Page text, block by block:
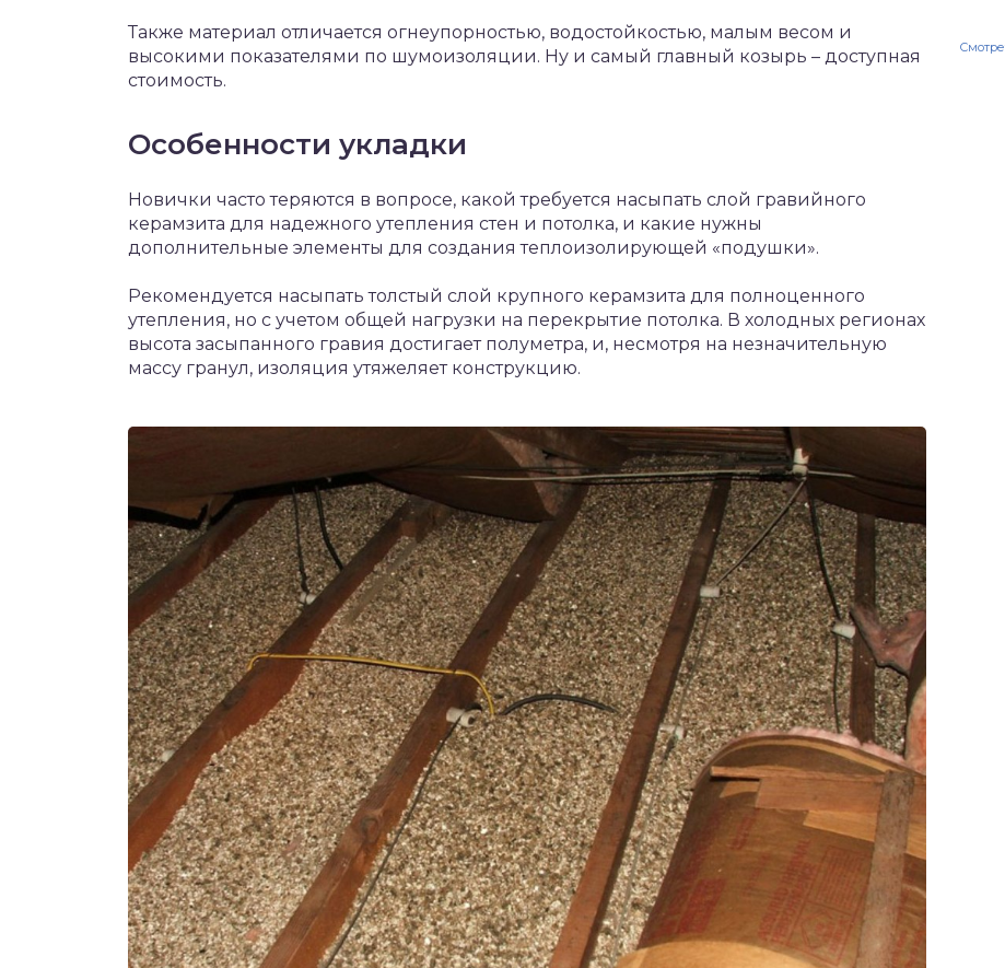
Также материал отличается огнеупорностью, водостойкостью, малым весом и
высокими показателями по шумоизоляции. Ну и самый главный козырь – доступная
стоимость.
Особенности укладки
Новички часто теряются в вопросе, какой требуется насыпать слой гравийного
керамзита для надежного утепления стен и потолка, и какие нужны
дополнительные элементы для создания теплоизолирующей «подушки».
Рекомендуется насыпать толстый слой крупного керамзита для полноценного
утепления, но с учетом общей нагрузки на перекрытие потолка. В холодных регионах
высота засыпанного гравия достигает полуметра, и, несмотря на незначительную
массу гранул, изоляция утяжеляет конструкцию.